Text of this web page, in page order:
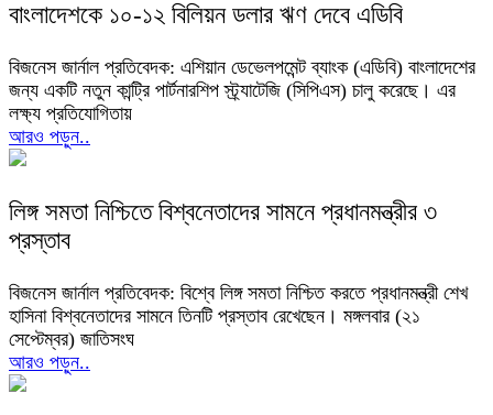
বাংলাদেশকে ১০-১২ বিলিয়ন ডলার ঋণ দেবে এডিবি
বিজনেস জার্নাল প্রতিবেদক: এশিয়ান ডেভেলপমেন্ট ব্যাংক (এডিবি) বাংলাদেশের
জন্য একটি নতুন কান্ট্রি পার্টনারশিপ স্ট্র্যাটেজি (সিপিএস) চালু করেছে। এর
লক্ষ্য প্রতিযোগিতায়
আরও পড়ুন..
লিঙ্গ সমতা নিশ্চিতে বিশ্বনেতাদের সামনে প্রধানমন্ত্রীর ৩
প্রস্তাব
বিজনেস জার্নাল প্রতিবেদক: বিশ্বে লিঙ্গ সমতা নিশ্চিত করতে প্রধানমন্ত্রী শেখ
হাসিনা বিশ্বনেতাদের সামনে তিনটি প্রস্তাব রেখেছেন। মঙ্গলবার (২১
সেপ্টেম্বর) জাতিসংঘ
আরও পড়ুন..